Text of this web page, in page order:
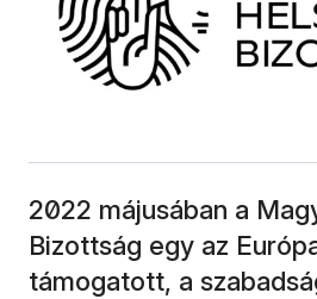
2022 májusában a
Bizottság egy az
támogatott, a